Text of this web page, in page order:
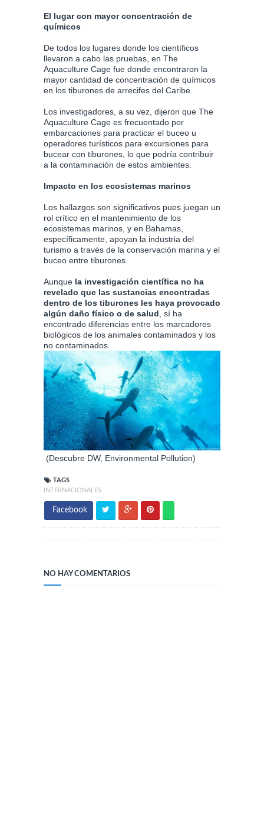
El lugar con mayor concentración de
químicos
De todos los lugares donde los científicos
llevaron a cabo las pruebas, en The
Aquaculture Cage fue donde encontraron la
mayor cantidad de concentración de químicos
en los tiburones de arrecifes del Caribe.
Los investigadores, a su vez, dijeron que The
Aquaculture Cage es frecuentado por
embarcaciones para practicar el buceo u
operadores turísticos para excursiones para
bucear con tiburones, lo que podría contribuir
a la contaminación de estos ambientes.
Impacto en los ecosistemas marinos
Los hallazgos son significativos pues juegan un
rol crítico en el mantenimiento de los
ecosistemas marinos, y en Bahamas,
específicamente, apoyan la industria del
turismo a través de la conservación marina y el
buceo entre tiburones.
Aunque la investigación científica no ha
revelado que las sustancias encontradas
dentro de los tiburones les haya provocado
algún daño físico o de salud , sí ha
encontrado diferencias entre los marcadores
biológicos de los animales contaminados y los
no contaminados.
(Descubre DW, Environmental Pollution)
TAGS
INTERNACIONALES
Facebook
NO HAY COMENTARIOS